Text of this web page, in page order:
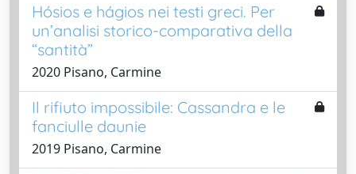
Hósios e hágios nei testi greci. Per
un’analisi storico-comparativa della
“santità”
2020 Pisano, Carmine
Il rifiuto impossibile: Cassandra e le
fanciulle daunie
2019 Pisano, Carmine